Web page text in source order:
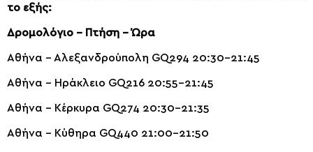
το εξής:
Δρομολόγιο – Πτήση – Ώρα
Αθήνα – Αλεξανδρούπολη GQ294 20:30-21:45
Αθήνα – Ηράκλειο GQ216 20:55-21:45
Αθήνα – Κέρκυρα GQ274 20:30-21:35
Αθήνα – Κύθηρα GQ440 21:00-21:50